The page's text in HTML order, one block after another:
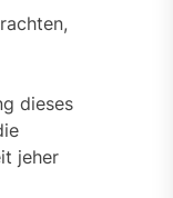
dieses
jeher